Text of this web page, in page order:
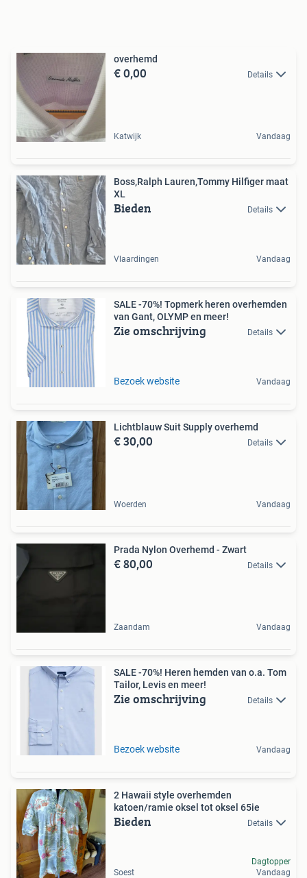
overhemd
€ 0,00 Details
Katwijk Vandaag
Boss,Ralph Lauren,Tommy Hilfiger maat
XL
Bieden Details
Vlaardingen Vandaag
SALE -70%! Topmerk heren overhemden
van Gant, OLYMP en meer!
Zie omschrijving Details
Bezoek website Vandaag
Lichtblauw Suit Supply overhemd
€ 30,00 Details
Woerden Vandaag
Prada Nylon Overhemd - Zwart
€ 80,00 Details
Zaandam Vandaag
SALE -70%! Heren hemden van o.a. Tom
Tailor, Levis en meer!
Zie omschrijving Details
Bezoek website Vandaag
2 Hawaii style overhemden
katoen/ramie oksel tot oksel 65ie
Bieden Details
Soest
Dagtopper
Vandaag